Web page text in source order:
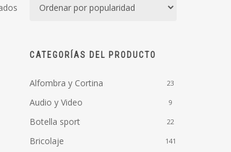
Ordenado
CATEGORÍAS DEL PRODUCTO
Alfombra y Cortina 23
Audio y Video 9
Botella sport 22
Bricolaje 141